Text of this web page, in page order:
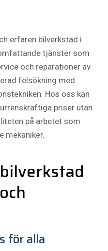
erfaren bilverkstad i
tjänster som
och reparationer av
felsökning med
Hos oss kan
priser utan
på arbetet som
mekaniker.
för alla